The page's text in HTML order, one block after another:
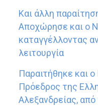
Και άλλη
Αποχώρησε και ο
καταγγέλλοντας
λειτουργία
Παραιτήθηκε και
Πρόεδρος της
Αλεξανδρείας, από